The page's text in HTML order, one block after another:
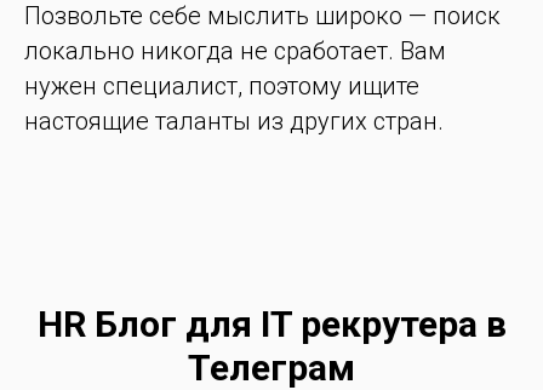
Позвольте себе мыслить широко — поиск
локально никогда не сработает. Вам
нужен специалист, поэтому ищите
настоящие таланты из других стран.
HR Блог для IT рекрутера в
Телеграм